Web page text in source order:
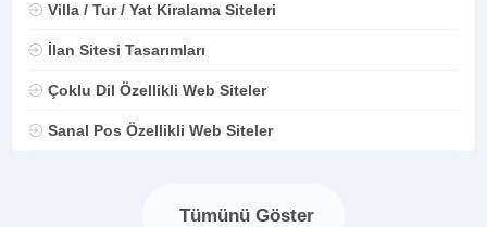
Villa / Tur / Yat Kiralama Siteleri
İlan Sitesi Tasarımları
Çoklu Dil Özellikli Web Siteler
Sanal Pos Özellikli Web Siteler
Tümünü Göster